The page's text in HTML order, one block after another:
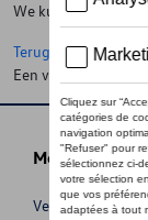
We kunnen de
Terug naar de
Een vraag ?
Meer info